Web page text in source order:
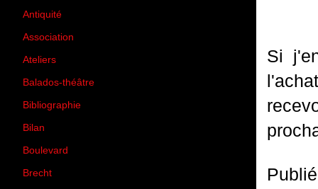
Si
Antiquité
Association
Ateliers
Balados-théâtre
Bibliographie
Bilan
Boulevard
Brecht